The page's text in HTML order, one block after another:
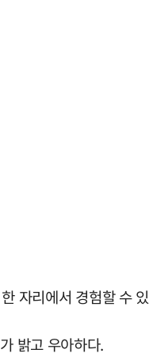
자리에서 경험할 수
밝고 우아하다.